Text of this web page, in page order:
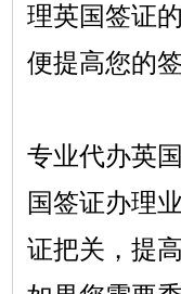
理英国签证
便提高您的
专业代办英
国签证办理
证把关，提